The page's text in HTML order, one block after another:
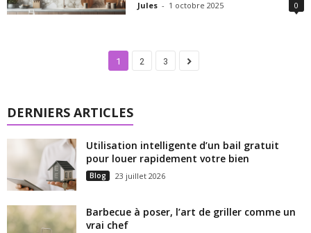
Jules - 1 octobre 2025 0
1 2 3
DERNIERS ARTICLES
Utilisation intelligente d’un bail gratuit
pour louer rapidement votre bien
Blog 23 juillet 2026
Barbecue à poser, l’art de griller comme un
vrai chef